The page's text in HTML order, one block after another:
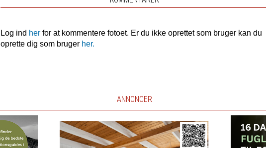
Log ind her for at kommentere fotoet. Er du ikke oprettet som bruger kan du
oprette dig som bruger her.
ANNONCER